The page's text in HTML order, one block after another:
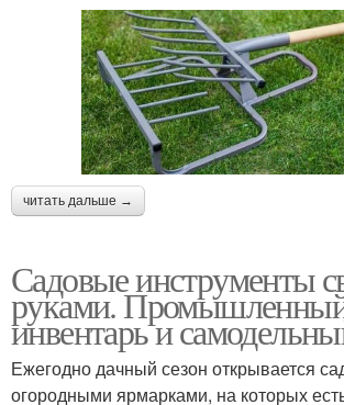
читать дальше →
Садовые инструменты
руками.
инвентарь и
Ежегодно дачный сезон открывается
огородными ярмарками, на которых